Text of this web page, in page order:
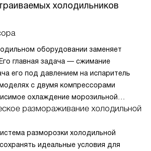
холодильников
оборудовании заменяет
главная задача — сжимание
его под давлением на испаритель
с двумя компрессорами
охлаждение морозильной
В них можно отдельно друг
температуру. Поскольку каждый
только одно из отделений, его
энергоёмкость ниже, чем
размораживание холодильной
разморозки холодильной
идеальные условия для